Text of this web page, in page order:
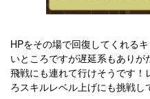
HPをその場で回復してくれる
いところですが遅延系もあり
飛戦にも連れて行けそうです
ろスキルレベル上げにも挑戦し